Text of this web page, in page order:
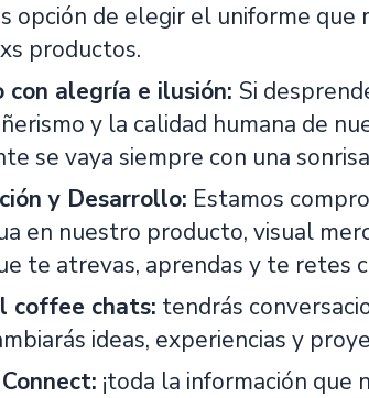
opción de elegir el uniforme
productos.
con alegría e ilusión: Si
y la calidad humana de
se vaya siempre con una
y Desarrollo: Estamos
en nuestro producto, visual
te atrevas, aprendas y te retes
coffee chats: tendrás
ideas, experiencias y
¡toda la información que